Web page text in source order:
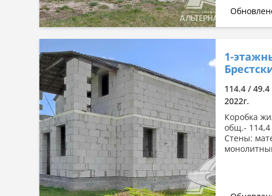
1-
114.4 /
2022г.
Коробка
общ.- 114,4
Стены: